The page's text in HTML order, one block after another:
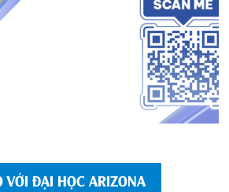
VỚI ĐẠI HỌC ARIZONA